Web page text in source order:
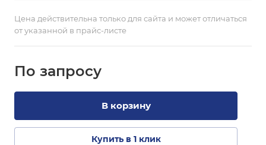
Цена действительна только для сайта и может отличаться
от указанной в прайс-листе
По запросу
В корзину
Купить в 1 клик